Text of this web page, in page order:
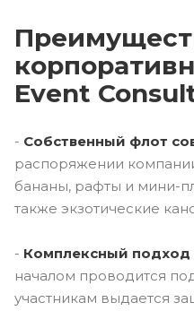
Event
- Собственный флот
распоряжении
бананы, рафты и мини-
также экзотические
- Комплексный подход
началом проводится
участникам выдается